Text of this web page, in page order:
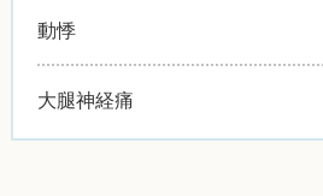
動悸
大腿神経痛